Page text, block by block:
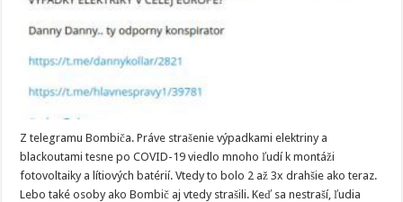
Z telegramu Bombiča. Práve strašenie výpadkami elektriny a
blackoutami tesne po COVID-19 viedlo mnoho ľudí k montáži
fotovoltaiky a lítiových batérií. Vtedy to bolo 2 až 3x drahšie ako teraz.
Lebo také osoby ako Bombič aj vtedy strašili. Keď sa nestraší, ľudia